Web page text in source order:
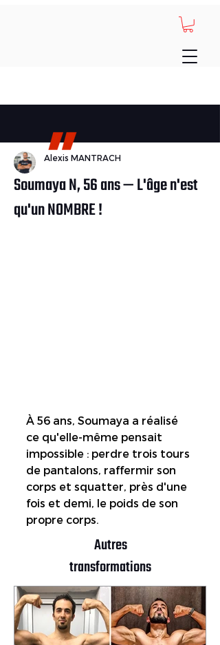
Soumaya N, 56 ans — L'âge n'est
qu'un NOMBRE !
Alexis MANTRACH
À 56 ans, Soumaya a réalisé
ce qu'elle-même pensait
impossible : perdre trois tours
de pantalons, raffermir son
corps et squatter, près d'une
fois et demi, le poids de son
propre corps
Autres
transformations